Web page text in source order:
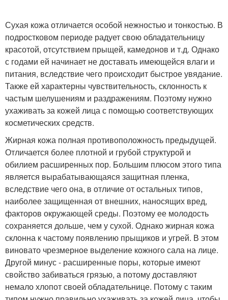
Сухая кожа отличается особой нежностью и тонкостью. В
подростковом периоде радует свою обладательницу
красотой, отсутствием прыщей, камедонов и т.д. Однако
с годами ей начинает не доставать имеющейся влаги и
питания, вследствие чего происходит быстрое увядание.
Также ей характерны чувствительность, склонность к
частым шелушениям и раздражениям. Поэтому нужно
ухаживать за кожей лица с помощью соответствующих
косметических средств.
Жирная кожа полная противоположность предыдущей.
Отличается более плотной и грубой структурой и
обилием расширенных пор. Большим плюсом этого типа
является вырабатывающаяся защитная пленка,
вследствие чего она, в отличие от остальных типов,
наиболее защищенная от внешних, наносящих вред,
факторов окружающей среды. Поэтому ее молодость
сохраняется дольше, чем у сухой. Однако жирная кожа
склонна к частому появлению прыщиков и угрей. В этом
виновато чрезмерное выделение кожного сала на лице.
Другой минус - расширенные поры, которые имеют
свойство забиваться грязью, а потому доставляют
немало хлопот своей обладательнице. Потому с таким